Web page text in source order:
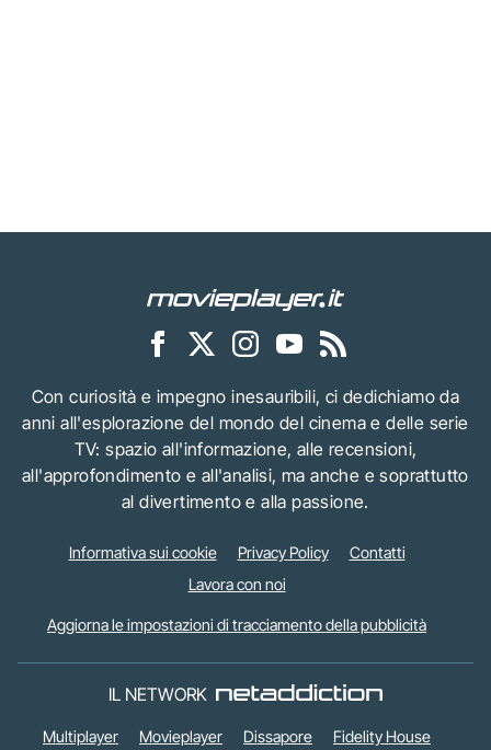
Con curiosità e impegno inesauribili, ci dedichiamo da
anni all'esplorazione del mondo del cinema e delle serie
TV: spazio all'informazione, alle recensioni,
all'approfondimento e all'analisi, ma anche e soprattutto
al divertimento e alla passione.
Informativa sui cookie Privacy Policy
Contatti
Lavora con noi
Aggiorna le impostazioni di tracciamento della pubblicità
IL NETWORK
Multiplayer Movieplayer Dissapore Fidelity House